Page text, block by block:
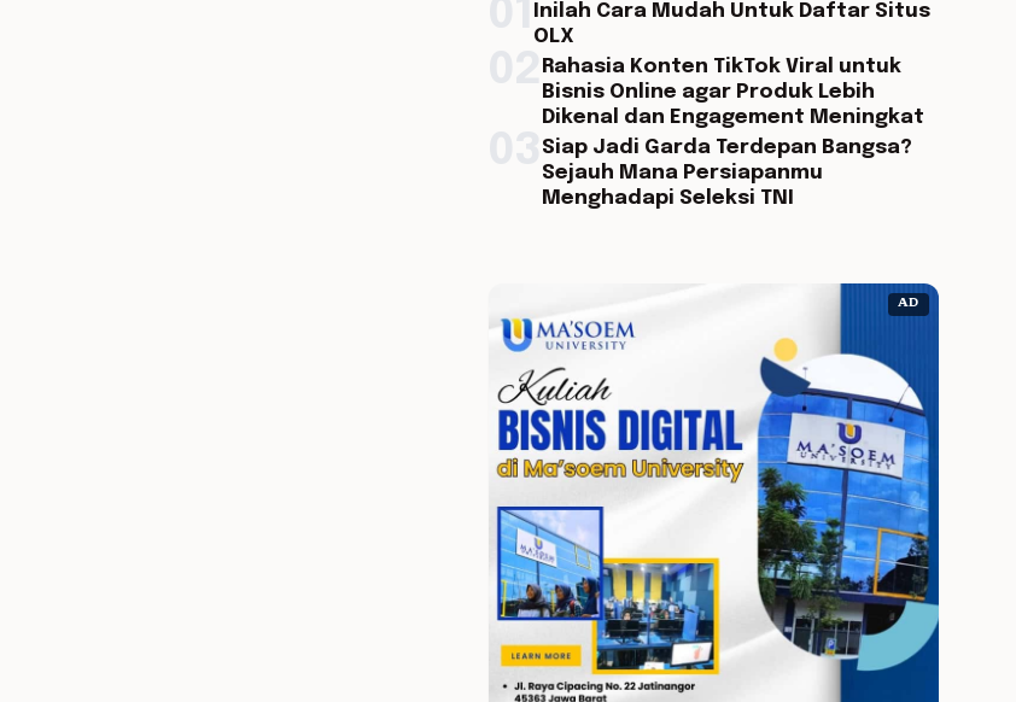
Inilah Cara Mudah Untuk Daftar Situs
OLX
Rahasia Konten TikTok Viral untuk
Bisnis Online agar Produk Lebih
Dikenal dan Engagement Meningkat
Siap Jadi Garda Terdepan Bangsa?
Sejauh Mana Persiapanmu
Menghadapi Seleksi TNI
AD